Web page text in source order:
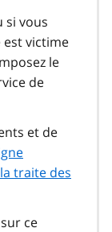
si vous
victime
le
de
et de
traite des
ce